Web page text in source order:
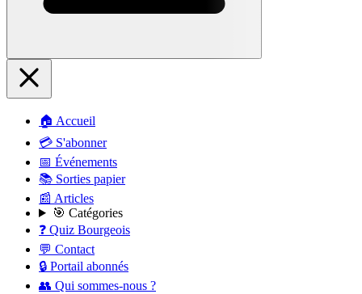
🏠 Accueil
💳 S'abonner
📅 Événements
📚 Sorties papier
📰 Articles
🎯 Catégories
❓ Quiz Bourgeois
💬 Contact
🔒 Portail abonnés
👥 Qui sommes-nous ?